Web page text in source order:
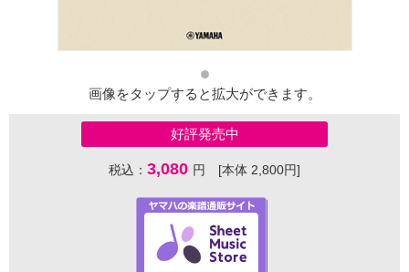
画像をタップすると拡大ができます。
好評発売中
税込： 3,080 円 [本体 2,800円]